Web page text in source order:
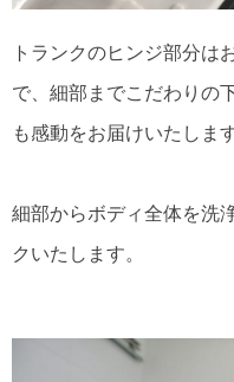
トランクのヒンジ部分は
で、細部までこだわりの
も感動をお届けいたします
細部からボディ全体を洗
クいたします。